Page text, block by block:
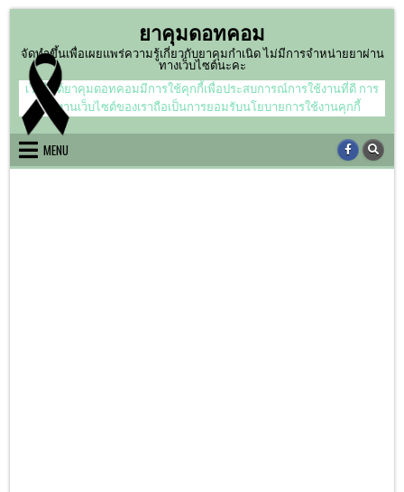
content
ยาคุมดอทคอม
จัดทำขึ้นเพื่อเผยแพร่ความรู้เกี่ยวกับยาคุมกำเนิด ไม่มีการจำหน่ายยาผ่าน
ทางเว็บไซต์นะคะ
เว็บไซต์ยาคุมดอทคอมมีการใช้คุกกี้เพื่อประสบการณ์การใช้งานที่ดี การ
ใช้งานเว็บไซต์ของเราถือเป็นการยอมรับนโยบายการใช้งานคุกกี้
MENU